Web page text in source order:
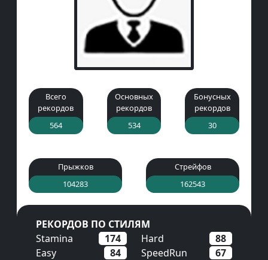
Всего
рекордов
564
Основных
рекордов
534
Бонусных
рекордов
30
Прыжков
104283
Стрейфов
162543
РЕКОРДОВ ПО СТИЛЯМ
Stamina
174 Hard
88
Easy
84 SpeedRun
67